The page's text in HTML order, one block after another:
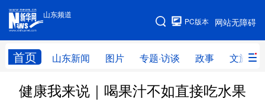
山东频道
网站无障碍
PC版本
首页 山东新闻 图片 专题·访谈 政事 文旅
手机版
网站地图
学习进行时 高层 时政 人事
健康我来说｜喝果汁不如直接吃水果